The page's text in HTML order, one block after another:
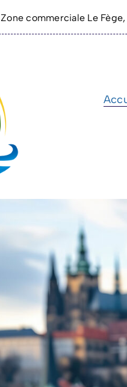
Zone commerciale Le